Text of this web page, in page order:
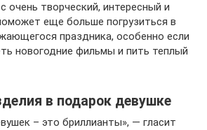
очень творческий, интересный и
еще больше погрузиться в
праздника, особенно если
новогодние фильмы и пить теплый
в подарок девушке
– это бриллианты», — гласит